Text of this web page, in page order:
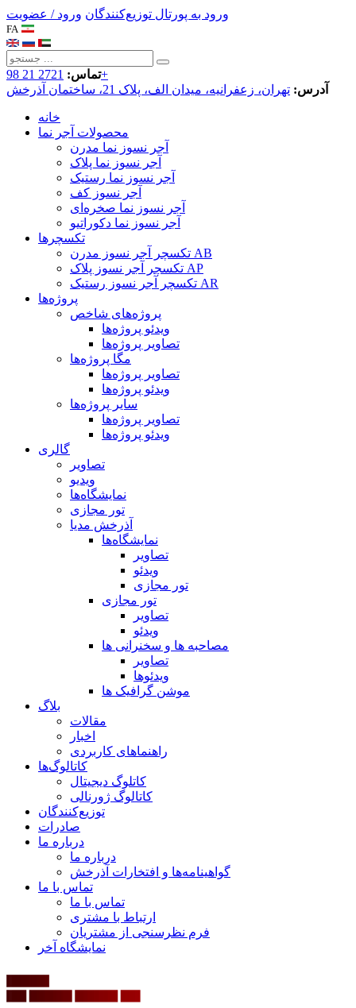
ورود به پورتال توزیع‌کنندگان ورود / عضویت
FA
تماس:2721 21 98+
آدرس: تهران، زعفرانیه، میدان الف، پلاک 21، ساختمان آذرخش
خانه
محصولات آجر نما
آجر نسوز نما مدرن
آجر نسوز نما پلاک
آجر نسوز نما رستیک
آجر نسوز کف
آجر نسوز نما صخره‌ای
آجر نسوز نما دکوراتیو
تکسچرها
تکسچر آجر نسوز مدرن AB
تکسچر آجر نسوز پلاک AP
تکسچر آجر نسوز رستیک AR
پروژه‌ها
پروژه‌های شاخص
ویدئو پروژه‌ها
تصاویر پروژه‌ها
مگا پروژه‌ها
تصاویر پروژه‌ها
ویدئو پروژه‌ها
سایر پروژه‌ها
تصاویر پروژه‌ها
ویدئو پروژه‌ها
گالری
تصاویر
ویدیو
نمایشگاه‌ها
تور مجازی
آذرخش مدیا
نمایشگاه‌ها
تصاویر
ویدئو
تور مجازی
تور مجازی
تصاویر
ویدئو
مصاحبه ها و سخنرانی ها
تصاویر
ویدئوها
موشن گرافیک ها
بلاگ
مقالات
اخبار
راهنماهای کاربردی
کاتالوگ‌ها
کاتلوگ دیجیتال
کاتالوگ ژورنالی
توزیع‌کنندگان
صادرات
درباره ما
درباره ما
گواهینامه‌ها و افتخارات آذرخش
تماس با ما
تماس با ما
ارتباط با مشتری
فرم نظرسنجی از مشتریان
نمایشگاه‌ آخر